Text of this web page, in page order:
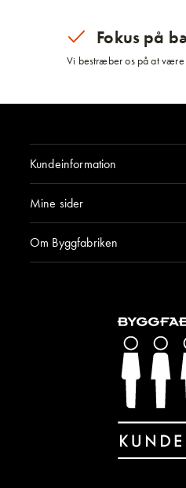
Fokus på
Vi bestræber os på at
Kundeinformation
Mine sider
Om Byggfabriken